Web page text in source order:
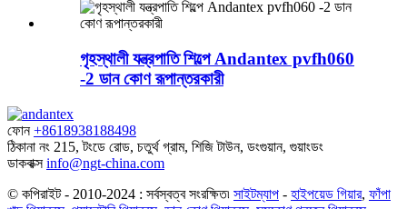
গৃহস্থালী যন্ত্রপাতি শিল্পে Andantex pvfh060
-2 ডান কোণ রূপান্তরকারী
ফোন +8618938188498
ঠিকানা নং 215, টংডে রোড, চতুর্থ গ্রাম, শিজি টাউন, ডংগুয়ান, গুয়াংডং
ডাকবাক্স info@ngt-china.com
© কপিরাইট - 2010-2024 : সর্বস্বত্ব সংরক্ষিত৷ সাইটম্যাপ - হাইপয়েড গিয়ার, ফাঁপা